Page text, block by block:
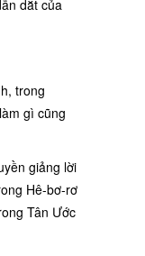
dắt của
trong
gì cũng
giảng lời
Hê-bơ-rơ
Tân Ước